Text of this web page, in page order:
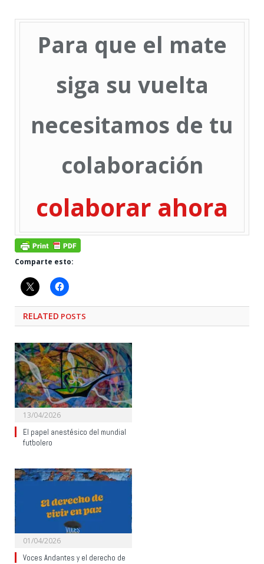
Para que el mate
siga su vuelta
necesitamos de tu
colaboración
colaborar ahora
Comparte esto:
RELATED POSTS
13/04/2026
El papel anestésico del mundial
futbolero
01/04/2026
Voces Andantes y el derecho de